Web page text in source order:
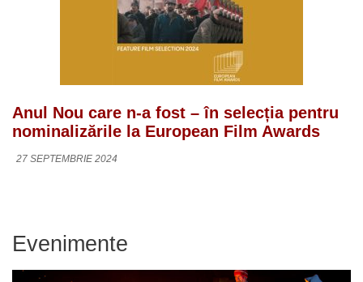
Anul Nou care n-a fost – în selecția pentru
nominalizările la European Film Awards
27 SEPTEMBRIE 2024
Evenimente